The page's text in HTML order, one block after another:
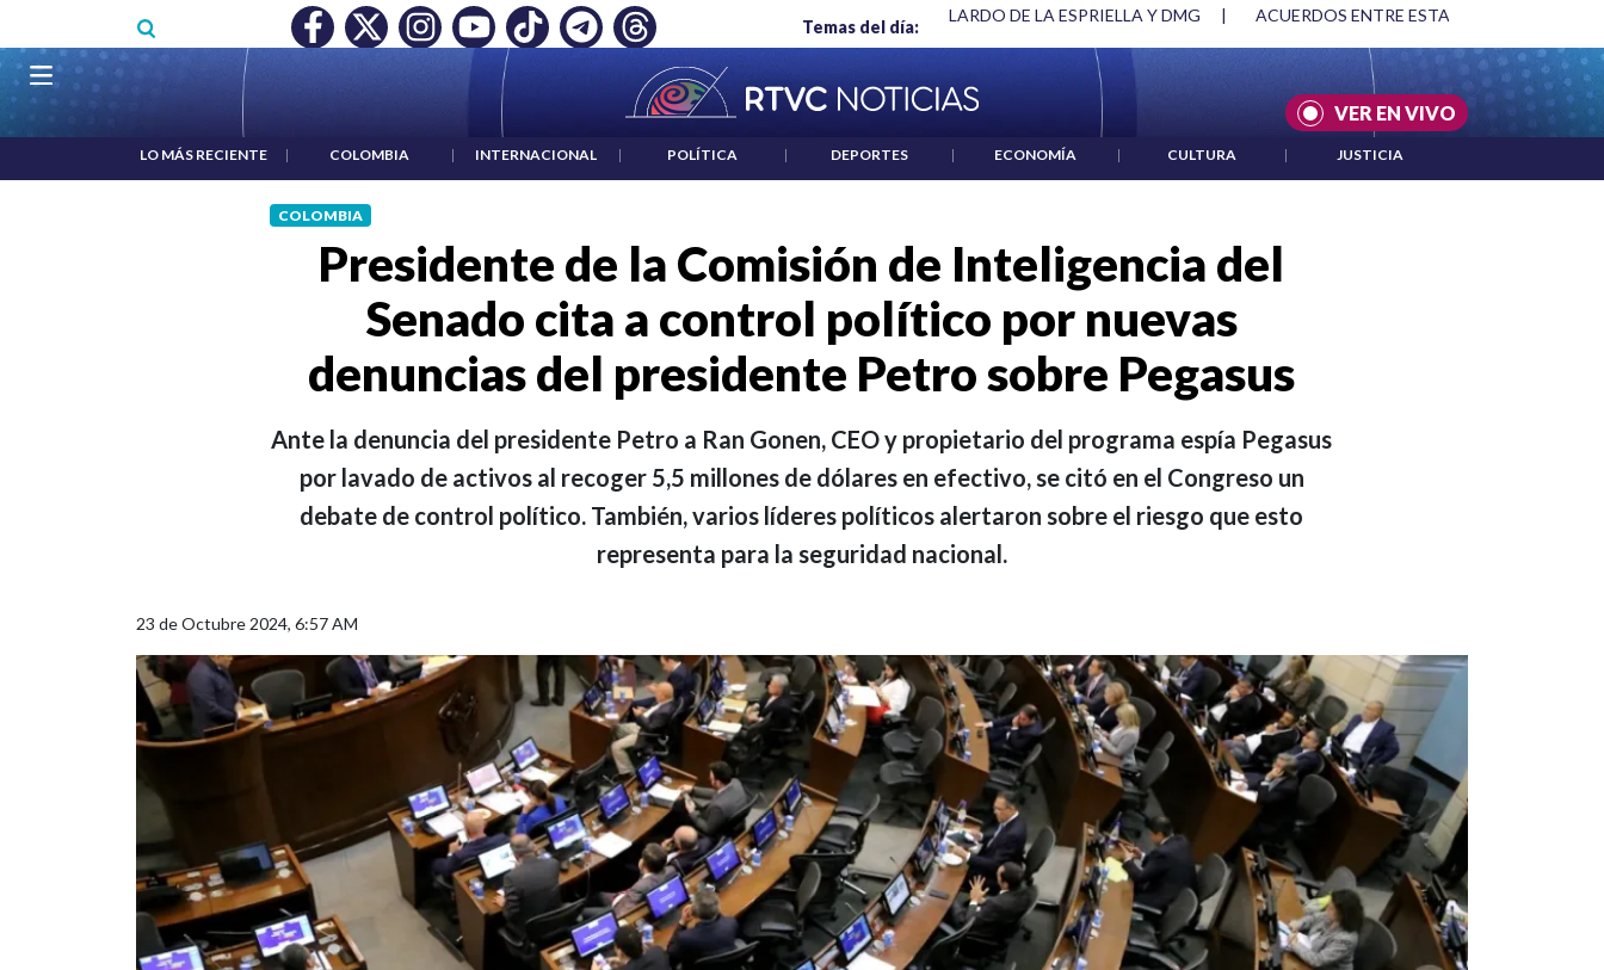
Temas del día:
MÍNIMO NO DESTRUYÓ EMPLEO: JP MORGAN | "HABLAR NO ES UN CRIMEN": CARTA DE BETO CORAL ABELARDO DE LA ESPRIELLA Y DMG | ACUERDOS ENTRE ESTADOS UNIDOS E
VER EN VIVO
Navegación principal
LO MÁS RECIENTE | COLOMBIA | INTERNACIONAL | POLÍTICA | DEPORTES | ECONOMÍA | CULTURA | JUSTICIA
COLOMBIA
Presidente de la Comisión de Inteligencia del
Senado cita a control político por nuevas
denuncias del presidente Petro sobre Pegasus
Ante la denuncia del presidente Petro a Ran Gonen, CEO y propietario del programa espía Pegasus
por lavado de activos al recoger 5,5 millones de dólares en efectivo, se citó en el Congreso un
debate de control político. También, varios líderes políticos alertaron sobre el riesgo que esto
representa para la seguridad nacional.
23 de Octubre 2024, 6:57 AM